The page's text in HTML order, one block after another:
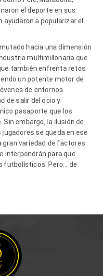
el deporte en sus
a popularizar el
hacia una dimensión
multimillonaria que
también enfrenta retos
un potente motor de
de entornos
de salir del ocio y
pasaporte que los
embargo, la ilusión de
se queda en ese
gran variedad de factores
interpondrán para que
futbolísticos. Pero… de